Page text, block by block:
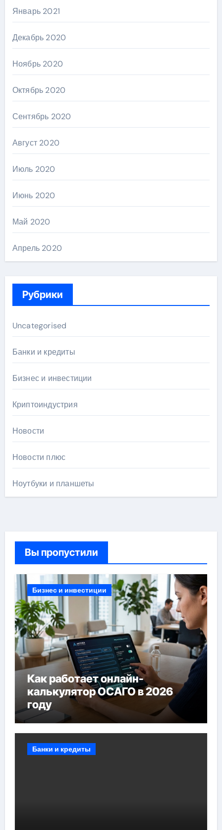
Январь 2021
Декабрь 2020
Ноябрь 2020
Октябрь 2020
Сентябрь 2020
Август 2020
Июль 2020
Июнь 2020
Май 2020
Апрель 2020
Рубрики
Uncategorised
Банки и кредиты
Бизнес и инвестиции
Криптоиндустрия
Новости
Новости плюс
Ноутбуки и планшеты
Вы пропустили
Бизнес и инвестиции
Как работает онлайн-
калькулятор ОСАГО в 2026
году
Банки и кредиты